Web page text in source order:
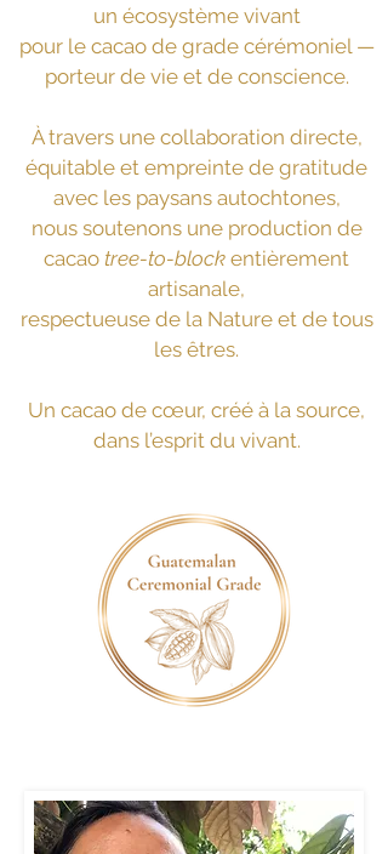
un écosystème vivant
pour le cacao de grade cérémoniel —
porteur de vie et de conscience.
À travers une collaboration directe,
équitable et empreinte de gratitude
avec les paysans autochtones,
nous soutenons une production de
cacao tree-to-block entièrement
artisanale,
respectueuse de la Nature et de tous
les êtres.
Un cacao de cœur, créé à la source,
dans l’esprit du vivant.